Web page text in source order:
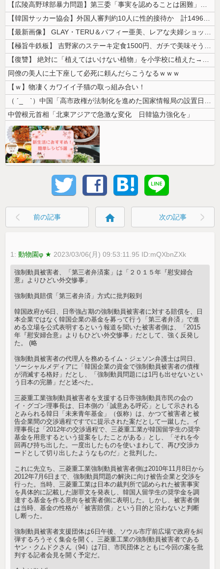
【広陵高野球部暴力問題】第三委「事実を認めることは困難」元部員「SNS...
【韓国サッカー協会】外国人審判約10人に性的接待か 計1496回、約2...
【最新画像】 GLAY・TERU＆パフィー亜美、レアな夫婦ショットを公...
【極旨牛鉄板】 吉野家のステーキ定食1500円、ガチで美味そうｗｗｗ
【復讐】 絶対に「植えてはいけない植物」を小学校に植えた→20年経って...
同僚の美人に土下座して必死に頼んだらこうなるｗｗｗ
【ｗ】物凄くカワイイ子猫の取っ組み合い！
（ ´_ゝ`）中国「高市政権が法制化を進めた国家情報局の設置日が7月3...
中曽根元首相「北東アジアで急激な変化 日韓協力強化を」
前の記事 home 次の記事
1:動物園φ ★ 2023/03/06(月) 09:53:11.95 ID:mQXbnZXk
強制動員被害者、「第三者弁済案」は「２０１５年『慰安婦合
意』よりひどい外交惨事」
強制動員賠償「第三者弁済」方式に批判殺到
韓国政府が6日、日帝強占期の強制動員被害者に対する賠償を、日
本企業ではなく韓国企業の基金を募って行う「第三者弁済」で進
める立場を公式表明するという報道を聞いた被害者側は、「2015
年『慰安婦合意』よりもひどい外交惨事」だとして、強く反発し
た。 (略
強制動員被害者の代理人を務めるイム・ジェソン弁護士は同日、
ソーシャルメディアに「韓国企業の資金で強制動員被害者の債権
が消滅する格好」だとし、「強制動員問題には1円も出せないとい
う日本の完勝」だと述べた。
三菱重工業強制動員被害者を支援する日帝強制動員市民の会の
イ・グゴン理事長は、日本側の「誠意ある呼応」として示される
とみられる韓日「未来青年基金」（仮称）は、かつて被害者と被
告企業間の交渉過程ですでに提示された案だとして一蹴した。イ
理事長は「2012年の交渉過程で、三菱重工業が韓国留学生の奨学
基金を用意するという提案をしたことがある」とし、「それを今
回再び持ち出した。一度出したものを使いまわして、再び交渉カ
ードとして切り出したようなものだ」と批判した。
これに先立ち、三菱重工業強制動員被害者側は2010年11月8日から
2012年7月6日まで、強制動員問題の解決に向け被告企業と交渉を
行った。当時、三菱重工業は日本の裁判所で認められた被害事実
を具体的に記載した謝罪文を発表し、韓国人留学生の奨学金を調
達する基金を作る意向を被害者側に表明した。しかし、被害者側
は当時、基金の性格が「被害賠償」という目的と沿わないと判断
し断った。
強制動員被害者支援団体は6日午後、ソウル市庁前広場で政府を糾
弾するろうそく集会を開く。三菱重工業の強制動員被害者である
ヤン・クムドクさん（94）は7日、市民団体とともに今回の案を批
判する記者会見を開く予定だ。